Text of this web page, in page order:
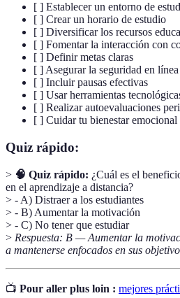
[ ] Establecer un entorno de
[ ] Crear un horario de estudio
[ ] Diversificar los recursos
[ ] Fomentar la interacción con
[ ] Definir metas claras
[ ] Asegurar la seguridad en línea
[ ] Incluir pausas efectivas
[ ] Usar herramientas
[ ] Realizar autoevaluaciones
[ ] Cuidar tu bienestar emocional
Quiz rápido:
> 🧠 Quiz rápido: ¿Cuál es el
en el aprendizaje a distancia?
> - A) Distraer a los estudiantes
> - B) Aumentar la motivación
> - C) No tener que estudiar
> Respuesta: B — Aumentar la
a mantenerse enfocados en sus
📺 Pour aller plus loin : mejores